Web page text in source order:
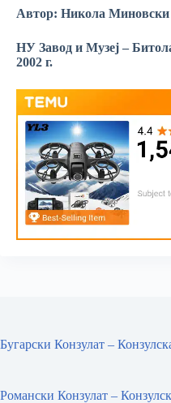
Автор: Никола Миновски
НУ Завод и Музеј –
2002 г.
Бугарски Конзулат –
Романски Конзулат –